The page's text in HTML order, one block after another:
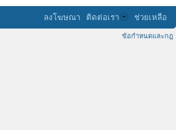
ลงโฆษณา ติดต่อเรา ช่วยเหลือ
ข้อกำหนดและกฎ